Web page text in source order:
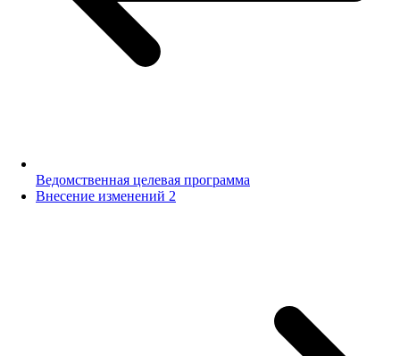
Ведомственная целевая программа
Внесение изменений 2